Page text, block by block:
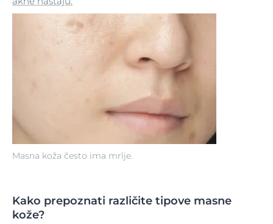
Masna koža često ima mrlje.
Kako prepoznati različite tipove masne
kože?